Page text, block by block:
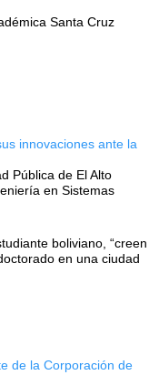
Santa Cruz
innovaciones ante la
Pública de El Alto
en Sistemas
boliviano, “creen
en una ciudad
de la Corporación de